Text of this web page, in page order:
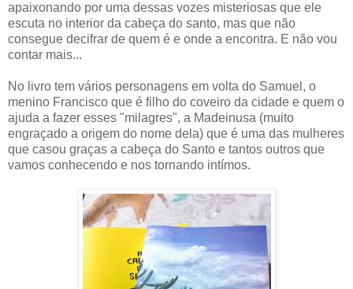
apaixonando por uma dessas vozes misteriosas que ele
escuta no interior da cabeça do santo, mas que não
consegue decifrar de quem é e onde a encontra. E não vou
contar mais...
No livro tem vários personagens em volta do Samuel, o
menino Francisco que é filho do coveiro da cidade e quem o
ajuda a fazer esses "milagres", a Madeinusa (muito
engraçado a origem do nome dela) que é uma das mulheres
que casou graças a cabeça do Santo e tantos outros que
vamos conhecendo e nos tornando intímos.